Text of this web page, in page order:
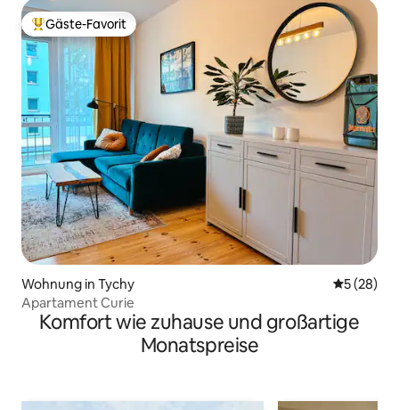
Beliebter Gäste-Favorit.
Gäste-Favorit
Wohnung in Tychy
5 (28)
Apartament Curie
Komfort wie zuhause und großartige
Monatspreise